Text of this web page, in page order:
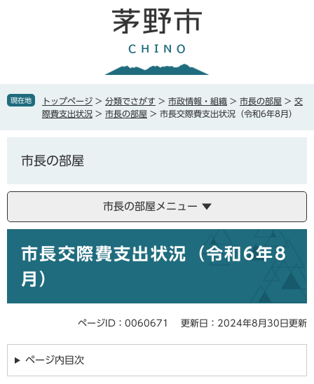
で
ば現在地 トップページ > 分類でさがす > 市政情報・組織 > 市長の部屋 > 交
際費支出状況 > 市長の部屋 > 市長交際費支出状況（令和6年8月）
市長の部屋
市長の部屋メニュー
市長交際費支出状況（令和6年8
月）
ページID：0060671 更新日：2024年8月30日更新
ページ内目次